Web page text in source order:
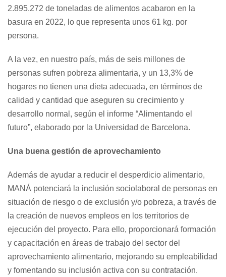
2.895.272 de toneladas de alimentos acabaron en la
basura en 2022, lo que representa unos 61 kg. por
persona.
A la vez, en nuestro país, más de seis millones de
personas sufren pobreza alimentaria, y un 13,3% de
hogares no tienen una dieta adecuada, en términos de
calidad y cantidad que aseguren su crecimiento y
desarrollo normal, según el informe “Alimentando el
futuro”, elaborado por la Universidad de Barcelona.
Una buena gestión de aprovechamiento
Además de ayudar a reducir el desperdicio alimentario,
MANÁ potenciará la inclusión sociolaboral de personas en
situación de riesgo o de exclusión y/o pobreza, a través de
la creación de nuevos empleos en los territorios de
ejecución del proyecto. Para ello, proporcionará formación
y capacitación en áreas de trabajo del sector del
aprovechamiento alimentario, mejorando su empleabilidad
y fomentando su inclusión activa con su contratación.